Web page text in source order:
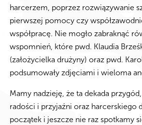
harcerzem, poprzez rozwiązywanie
pierwszej pomocy czy
współpracę. Nie mogło zabraknąć
wspomnień, które pwd. Klaudia
(założycielka drużyny) oraz pwd.
podsumowały zdjęciami i wieloma
Mamy nadzieję, że ta dekada
radości i przyjaźni oraz harcerskiego
początek i jeszcze nie raz spotkamy